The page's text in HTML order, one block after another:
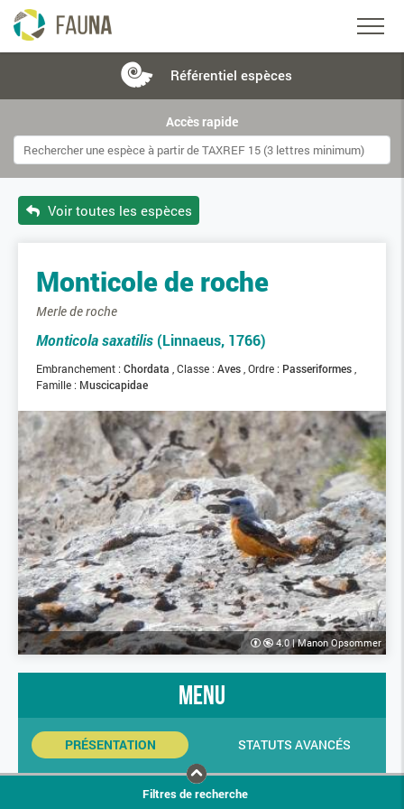
Référentiel espèces
Accès rapide
Voir toutes les espèces
Monticole de roche
Merle de roche
Monticola saxatilis (Linnaeus, 1766)
Embranchement : Chordata Classe : Aves Ordre : Passeriformes
Famille : Muscicapidae
4.0|Manon Opsommer
menu
PRÉSENTATION STATUTS AVANCÉS
INDICATEURS SINP
PHOTOS
Filtres de recherche